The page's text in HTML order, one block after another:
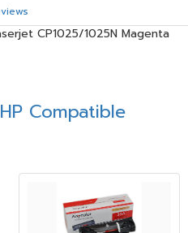
CP1025/1025N Magenta
HP Compatible